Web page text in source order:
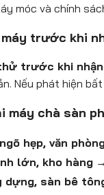
móc và chính
máy trước khi
trước khi
Nếu phát hiện
máy chà sàn
hẹp, văn
lớn, kho hàng
dựng, sàn bê